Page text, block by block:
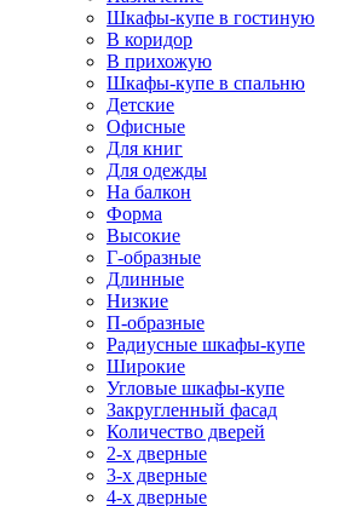
Шкафы-купе в гостиную
В коридор
В прихожую
Шкафы-купе в спальню
Детские
Офисные
Для книг
Для одежды
На балкон
Форма
Высокие
Г-образные
Длинные
Низкие
П-образные
Радиусные шкафы-купе
Широкие
Угловые шкафы-купе
Закругленный фасад
Количество дверей
2-х дверные
3-х дверные
4-х дверные